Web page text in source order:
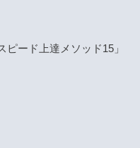
ード上達メソッド15」